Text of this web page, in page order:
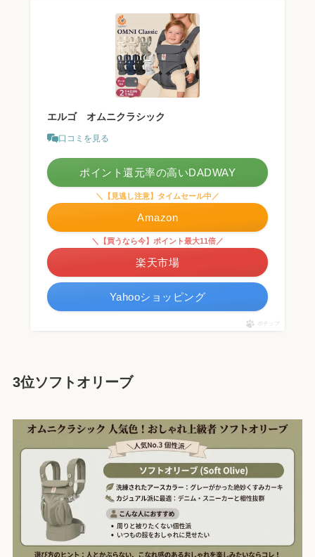
エルゴ オムニクラシック
口コミを見る
＼【見逃し注意】タイムセール中／
Amazon
＼【買うなら今】ポイント最大11倍／
楽天市場
Yahooショッピング
ポイント還元率の高いDADWAY
ポチップ
3位ソフトオリーブ